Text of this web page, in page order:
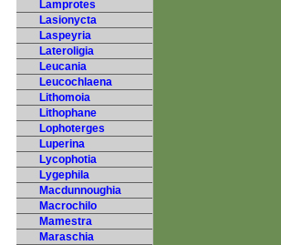
Lamprotes
Lasionycta
Laspeyria
Lateroligia
Leucania
Leucochlaena
Lithomoia
Lithophane
Lophoterges
Luperina
Lycophotia
Lygephila
Macdunnoughia
Macrochilo
Mamestra
Maraschia